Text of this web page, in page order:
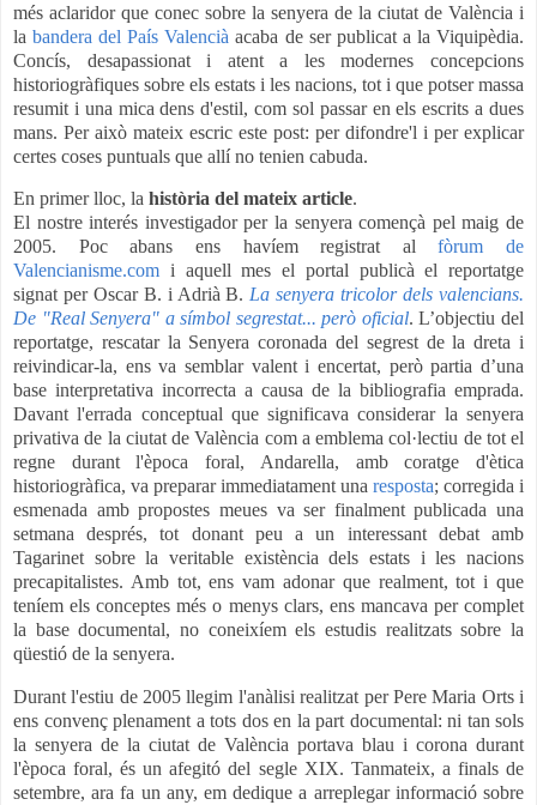
més aclaridor que conec sobre la senyera de la ciutat de València i
labandera del País Valencià acaba de ser publicat a la Viquipèdia.
Concís, desapassionat i atent a les modernes concepcions
historiogràfiques sobre els estats i les nacions, tot i que potser massa
resumit i una mica dens d'estil, com sol passar en els escrits a dues
mans. Per això mateix escric este post: per difondre'l i per explicar
certes coses puntuals que allí no tenien cabuda.
En primer lloc, la història del mateix article.
El nostre interés investigador per la senyera començà pel maig de
2005. Poc abans ens havíem registrat alfòrum de
Valencianisme.com i aquell mes el portal publicà el reportatge
signat per Oscar B. i Adrià B.La senyera tricolor dels valencians.
De "Real Senyera" a símbol segrestat... però oficial. L’objectiu del
reportatge, rescatar la Senyera coronada del segrest de la dreta i
reivindicar-la, ens va semblar valent i encertat, però partia d’una
base interpretativa incorrecta a causa de la bibliografia emprada.
Davant l'errada conceptual que significava considerar la senyera
privativa de la ciutat de València com a emblema col·lectiu de tot el
regne durant l'època foral, Andarella, amb coratge d'ètica
historiogràfica, va preparar immediatament una resposta; corregida i
esmenada amb propostes meues va ser finalment publicada una
setmana després, tot donant peu a un interessant debat amb
Tagarinet sobre la veritable existència dels estats i les nacions
precapitalistes. Amb tot, ens vam adonar que realment, tot i que
teníem els conceptes més o menys clars, ens mancava per complet
la base documental, no coneixíem els estudis realitzats sobre la
qüestió de la senyera.
Durant l'estiu de 2005 llegim l'anàlisi realitzat per Pere Maria Orts i
ens convenç plenament a tots dos en la part documental: ni tan sols
la senyera de la ciutat de València portava blau i corona durant
l'època foral, és un afegitó del segle XIX. Tanmateix, a finals de
setembre, ara fa un any, em dedique a arreplegar informació sobre